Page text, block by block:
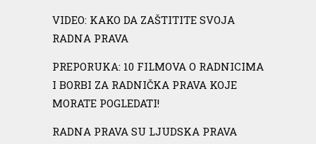
VIDEO: KAKO DA ZAŠTITITE SVOJA
RADNA PRAVA
PREPORUKA: 10 FILMOVA O RADNICIMA
I BORBI ZA RADNIČKA PRAVA KOJE
MORATE POGLEDATI!
RADNA PRAVA SU LJUDSKA PRAVA